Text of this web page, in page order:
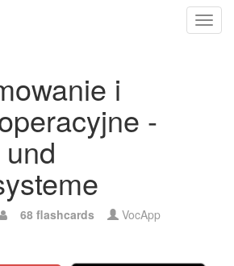
i
-
68 flashcards VocApp